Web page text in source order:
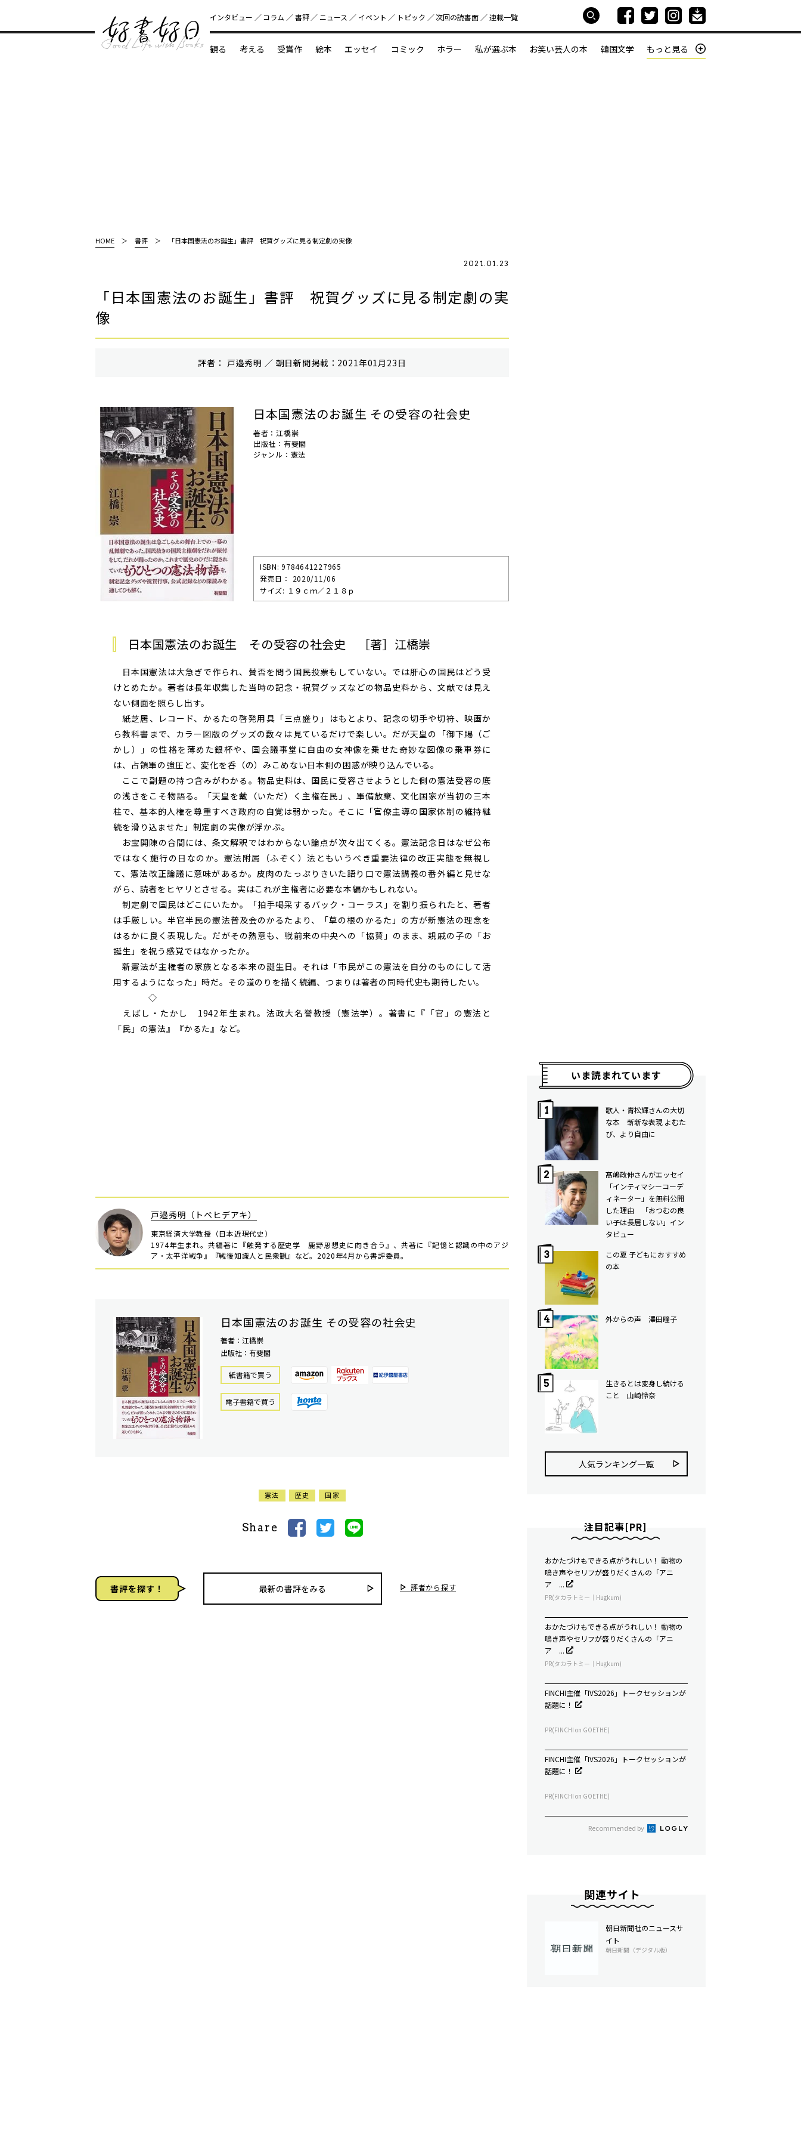
好書好日
インタビュー コラム 書評 ニュース イベント トピック 次回の読書⾯ 連載一覧
観る 考える 受賞作 絵本 エッセイ コミック ホラー 私が選ぶ本 お笑い芸人の本 韓国文学 もっと見る
HOME 書評 「日本国憲法のお誕生」書評 祝賀グッズに見る制定劇の実像
2021.01.23
「日本国憲法のお誕生」書評 祝賀グッズに見る制定劇の実
像
評者： 戸邉秀明 ／ 朝⽇新聞掲載：2021年01月23日
日本国憲法のお誕生 その受容の社会史
著者：江橋崇
出版社：有斐閣
ジャンル：憲法
ISBN: 9784641227965
発売⽇： 2020/11/06
サイズ: １９ｃｍ／２１８ｐ
日本国憲法のお誕生 その受容の社会史 ［著］江橋崇
日本国憲法は大急ぎで作られ、賛否を問う国民投票もしていない。では肝心の国民はどう受
けとめたか。著者は長年収集した当時の記念・祝賀グッズなどの物品史料から、文献では見え
ない側面を照らし出す。
紙芝居、レコード、かるたの啓発用具「三点盛り」はもとより、記念の切手や切符、映画か
ら教科書まで、カラー図版のグッズの数々は見ているだけで楽しい。だが天皇の「御下賜（ご
かし）」の性格を薄めた銀杯や、国会議事堂に自由の女神像を乗せた奇妙な図像の乗車券に
は、占領軍の強圧と、変化を呑（の）みこめない日本側の困惑が映り込んでいる。
ここで副題の持つ含みがわかる。物品史料は、国民に受容させようとした側の憲法受容の底
の浅さをこそ物語る。「天皇を戴（いただ）く主権在民」、軍備放棄、文化国家が当初の三本
柱で、基本的人権を尊重すべき政府の自覚は弱かった。そこに「官僚主導の国家体制の維持継
続を滑り込ませた」制定劇の実像が浮かぶ。
お宝開陳の合間には、条文解釈ではわからない論点が次々出てくる。憲法記念日はなぜ公布
ではなく施行の日なのか。憲法附属（ふぞく）法ともいうべき重要法律の改正実態を無視し
て、憲法改正論議に意味があるか。皮肉のたっぷりきいた語り口で憲法講義の番外編と見せな
がら、読者をヒヤリとさせる。実はこれが主権者に必要な本編かもしれない。
制定劇で国民はどこにいたか。「拍手喝采するバック・コーラス」を割り振られたと、著者
は手厳しい。半官半民の憲法普及会のかるたより、「草の根のかるた」の方が新憲法の理念を
はるかに良く表現した。だがその熱意も、戦前来の中央への「協賛」のまま、親戚の子の「お
誕生」を祝う感覚ではなかったか。
新憲法が主権者の家族となる本来の誕生日。それは「市民がこの憲法を自分のものにして活
用するようになった」時だ。その道のりを描く続編、つまりは著者の同時代史も期待したい。
◇
えばし・たかし 1942年生まれ。法政大名誉教授（憲法学）。著書に『「官」の憲法と
「民」の憲法』『かるた』など。
戸邉秀明（トベヒデアキ）
東京経済大学教授（日本近現代史）
1974年生まれ。共編著に『触発する歴史学 鹿野思想史に向き合う』、共著に『記憶と認識の中のアジ
ア・太平洋戦争』『戦後知識人と民衆観』など。2020年4月から書評委員。
日本国憲法のお誕生 その受容の社会史
著者：江橋崇
出版社：有斐閣
紙書籍で買う
電⼦書籍で買う
憲法 歴史 国家
Share
書評を探す！ 最新の書評をみる 評者から探す
いま読まれています
歌人・青松輝さんの大切
な本 斬新な表現 よむた
び、より自由に
髙嶋政伸さんがエッセイ
「インティマシーコーデ
ィネーター」を無料公開
した理由 「おつむの良
い子は長居しない」イン
タビュー
この夏 子どもにおすすめ
の本
外からの声 澤田瞳子
生きるとは変身し続ける
こと 山崎怜奈
人気ランキング⼀覧
注目記事[PR]
おかたづけもできる点がうれしい！ 動物の
鳴き声やセリフが盛りだくさんの「アニ
ア ...
PR(タカラトミー｜Hugkum)
おかたづけもできる点がうれしい！ 動物の
鳴き声やセリフが盛りだくさんの「アニ
ア ...
PR(タカラトミー｜Hugkum)
FINCHI主催「IVS2026」トークセッションが
話題に！
PR(FINCHI on GOETHE)
FINCHI主催「IVS2026」トークセッションが
話題に！
PR(FINCHI on GOETHE)
Recommended by
関連サイト
朝日新聞社のニュースサ
イト
朝日新聞（デジタル版）